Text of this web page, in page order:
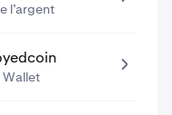
l’argent
Wallet